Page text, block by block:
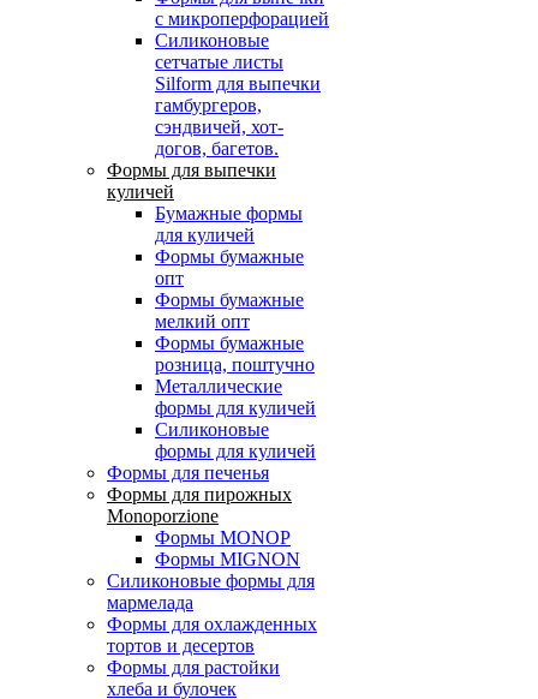
с микроперфорацией
Силиконовые
сетчатые листы
Silform для выпечки
гамбургеров,
сэндвичей, хот-
догов, багетов.
Формы для выпечки
куличей
Бумажные формы
для куличей
Формы бумажные
опт
Формы бумажные
мелкий опт
Формы бумажные
розница, поштучно
Металлические
формы для куличей
Силиконовые
формы для куличей
Формы для печенья
Формы для пирожных
Monoporzione
Формы MONOP
Формы MIGNON
Силиконовые формы для
мармелада
Формы для oхлажденных
тортов и десертов
Формы для растойки
хлеба и булочек